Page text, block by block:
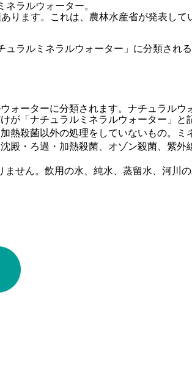
ラルウォーター。
ります。これは、農林水産省が発表し
ラルミネラルウォーター」に分類され
ォーターに分類されます。ナチュラル
が「ナチュラルミネラルウォーター」と
熱殺菌以外の処理をしていないもの。ミ
殿・ろ過・加熱殺菌、オゾン殺菌、紫
ません。飲用の水、純水、蒸留水、河